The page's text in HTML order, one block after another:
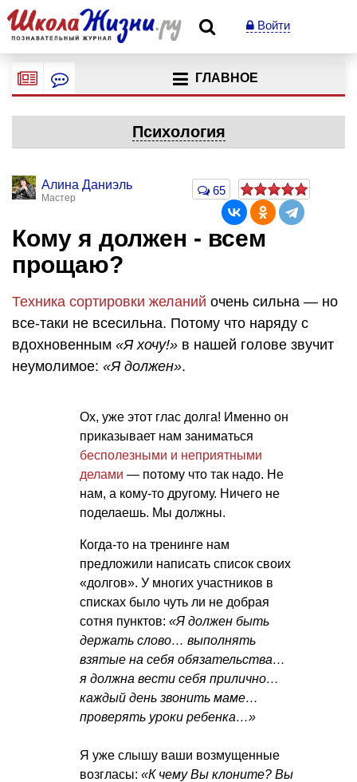
Войти
ГЛАВНОЕ
Психология
Алина Даниэль
Мастер
65
Кому я должен - всем
прощаю?
Техника сортировки желаний очень сильна — но
все-таки не всесильна. Потому что наряду с
вдохновенным «Я хочу!» в нашей голове звучит
неумолимое: «Я должен».
Ох, уже этот глас долга! Именно он
приказывает нам заниматься
бесполезными и неприятными
делами — потому что так надо. Не
нам, а кому-то другому. Ничего не
поделаешь. Мы должны.
Когда-то на тренинге нам
предложили написать список своих
«долгов». У многих участников в
списках было чуть ли не добрая
сотня пунктов: «Я должен быть
держать слово… выполнять
взятые на себя обязательства…
я должна вести себя прилично…
каждый день звонить маме…
проверять уроки ребенка…»
Я уже слышу ваши возмущенные
возгласы: «К чему Вы клоните? Вы